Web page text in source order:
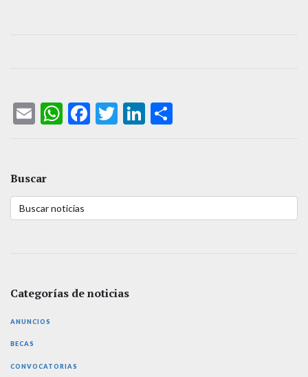
EmailWhatsApp
Facebook
TwitterLinkedIn
Buscar
Categorías de noticias
ANUNCIOS
BECAS
CONVOCATORIAS